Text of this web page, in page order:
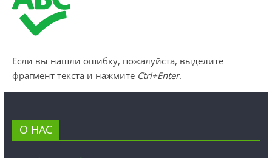
Если вы нашли ошибку, пожалуйста, выделите
фрагмент текста и нажмите Ctrl+Enter.
О НАС